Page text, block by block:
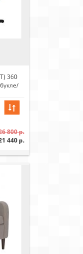
360
800 р.
440 р.